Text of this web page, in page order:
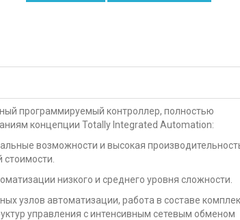
Модуль расширения 4
Модуль расширения 5
Модуль расширения 6
программируемый контроллер, полностью
концепции Totally Integrated Automation:
возможности и высокая
стоимости.
низкого и среднего уровня сложности.
узлов автоматизации, работа в составе
управления с интенсивным сетевым обменом